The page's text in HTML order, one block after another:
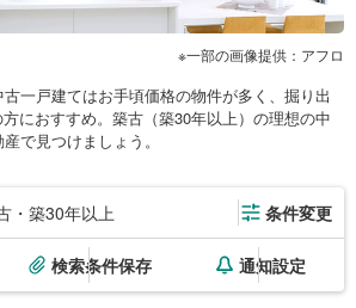
一部の画像提供：アフロ
一戸建てはお手頃価格の物件が多く、掘り出
におすすめ。築古（築30年以上）の理想の中
で見つけましょう。
・築30年以上 条件変更
検索条件保存 通知設定